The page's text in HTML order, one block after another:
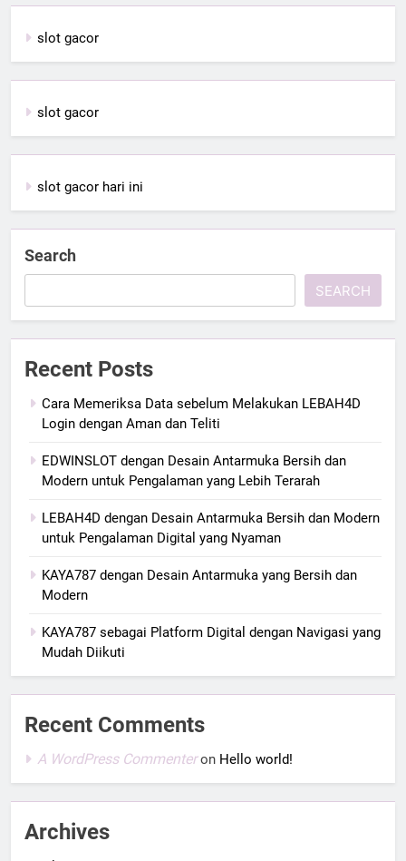
slot gacor
slot gacor
slot gacor hari ini
Search
SEARCH
Recent Posts
Cara Memeriksa Data sebelum Melakukan LEBAH4D
Login dengan Aman dan Teliti
EDWINSLOT dengan Desain Antarmuka Bersih dan
Modern untuk Pengalaman yang Lebih Terarah
LEBAH4D dengan Desain Antarmuka Bersih dan Modern
untuk Pengalaman Digital yang Nyaman
KAYA787 dengan Desain Antarmuka yang Bersih dan
Modern
KAYA787 sebagai Platform Digital dengan Navigasi yang
Mudah Diikuti
Recent Comments
A WordPress Commenteron Hello world!
Archives